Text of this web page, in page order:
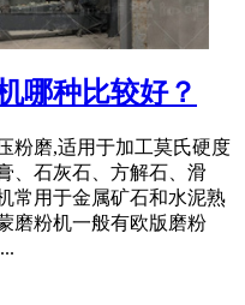
哪种比较好？
粉磨,适用于加工莫氏硬度
、石灰石、方解石、滑
常用于金属矿石和水泥熟
磨粉机一般有欧版磨粉